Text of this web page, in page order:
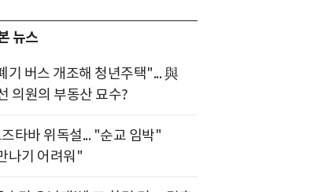
뉴스
기 버스 개조해 청년주택"... 與
의원의 부동산 묘수?
타바 위독설... "순교 임박"
나기 어려워"